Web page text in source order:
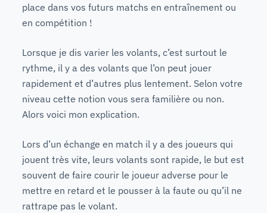
place dans vos futurs matchs en entraînement ou
en compétition !
Lorsque je dis varier les volants, c’est surtout le
rythme, il y a des volants que l’on peut jouer
rapidement et d’autres plus lentement. Selon votre
niveau cette notion vous sera familière ou non.
Alors voici mon explication.
Lors d’un échange en match il y a des joueurs qui
jouent très vite, leurs volants sont rapide, le but est
souvent de faire courir le joueur adverse pour le
mettre en retard et le pousser à la faute ou qu’il ne
rattrape pas le volant.